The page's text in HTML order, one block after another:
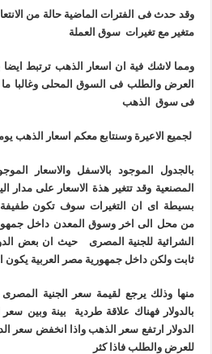
وقد حدث فى الفترات الماضية حالة من
متغير مع تغيرات سوق العملة
ومما لاشك فية ان اسعار الذهب ترتبط ايضا
العرض والطلب فى السوق المحلى وغالبا ما
فى سوق الذهب
لجميع الاعيرة وسنتابع معكم اسعار الذهب
بالجدول الموجود بالاسفل والاسعار
المصنعية وقد تتغير هذة الاسعار على مدار
بسيطة اى ان التغيرات سوف تكون طفيفة
من محل الى اخر وسوق المعدن داخل
الشرائية للجنية المصرى حيث ان بعض
ثابت ولكن داخل جمهورية مصر العربية يكون
منها وذلك يرجع لقيمة سعر الجنية
بالدولار فهناك علاقة طردية بينة وبين سعر
الدولار ارتفع سعر الذهب واذا انخفض سعر
للعرض والطلب فاذا كثر